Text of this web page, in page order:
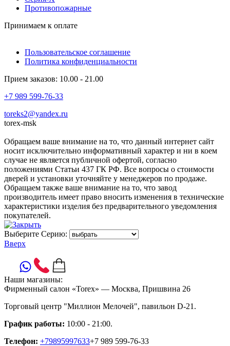
Противопожарные
Принимаем к оплате
Пользовательское соглашение
Политика конфиденциальности
Прием заказов: 10.00 - 21.00
+7 989 599-76-33
toreks2@yandex.ru
torex-msk
Обращаем ваше внимание на то, что данный интернет сайт
носит исключительно информативный характер и ни в коем
случае не является публичной офертой, согласно
положениями Статьи 437 ГК РФ. Все вопросы о стоимости
дверей и установки уточняйте у менеджеров по продаже.
Обращаем также ваше внимание на то, что завод
производитель имеет право вносить изменения в технические
характеристики изделия без предварительного уведомления
покупателей.
Выберите Серию:
Вверх
Наши магазины:
Фирменный салон «Torex» — Москва, Пришвина 26
Торговый центр "Миллион Мелочей", павильон D-21.
График работы: 10:00 - 21:00.
Телефон: +79895997633+7 989 599-76-33